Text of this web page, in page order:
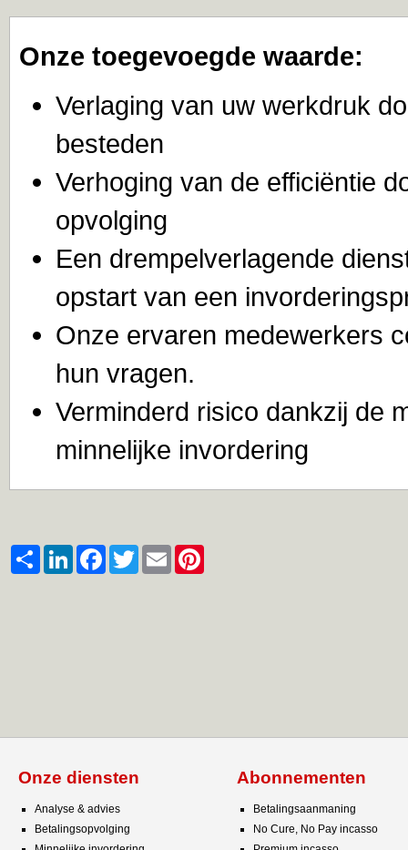
Onze toegevoegde waarde:
Verlaging van uw werkdruk
besteden
Verhoging van de efficiëntie
opvolging
Een drempelverlagende
opstart van een
Onze ervaren medewerkers
hun vragen.
Verminderd risico dankzij de
minnelijke invordering
Share LinkedInFacebookTwitter Email
Onze diensten
Analyse & advies
Betalingsopvolging
Abonnementen
Betalingsaanmaning
No Cure, No Pay incasso